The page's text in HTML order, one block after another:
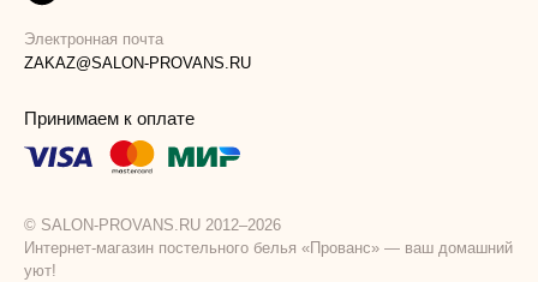
Электронная почта
ZAKAZ@SALON-PROVANS.RU
Принимаем к оплате
© SALON-PROVANS.RU 2012–2026
Интернет-магазин постельного белья «Прованс» — ваш домашний
уют!